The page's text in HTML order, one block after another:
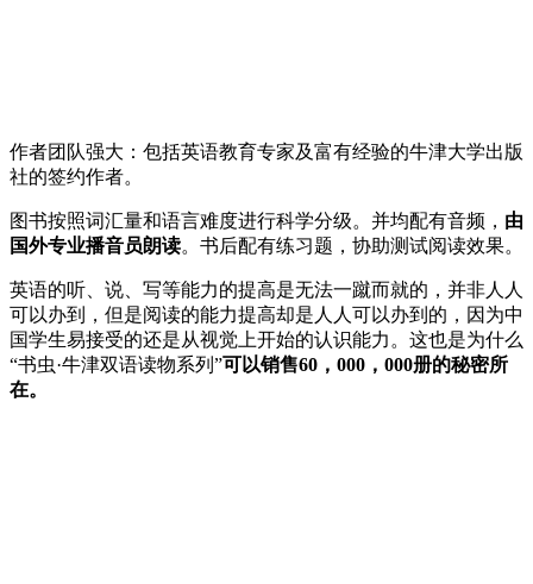
作者团队强大：包括英语教育专家及富有经验的牛津大学出版
社的签约作者。
图书按照词汇量和语言难度进行科学分级。并均配有音频， 由
国外专业播音员朗读。书后配有练习题，协助测试阅读效果。
英语的听、说、写等能力的提高是无法一蹴而就的，并非人人
可以办到，但是阅读的能力提高却是人人可以办到的，因为中
国学生易接受的还是从视觉上开始的认识能力。这也是为什么
“书虫·牛津双语读物系列”可以销售60，000，000册的秘密所
在。